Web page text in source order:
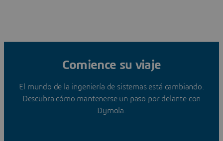
Comience su viaje
El mundo de la ingeniería de sistemas está cambiando.
Descubra cómo mantenerse un paso por delante con
Dymola.